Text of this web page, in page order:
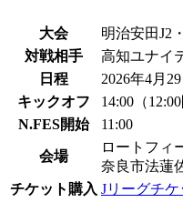
大会
明治安田J2
対戦相手
高知ユナイ
日程
2026年4月
キックオフ
14:00（
N.FES開始
11:00
会場
ロートフィ
奈良市法蓮
チケット購入 Jリーグチケ